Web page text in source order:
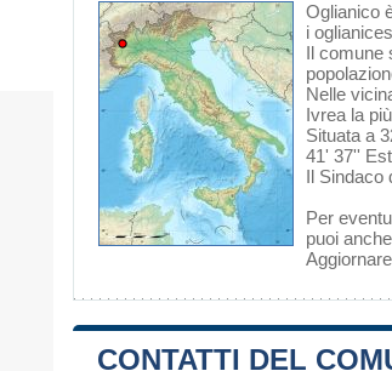
Oglianico
i
Il comune
Nelle
Ivrea la
Situata a
41' 37''
Il Sindaco
Per
puoi
CONTATTI DEL